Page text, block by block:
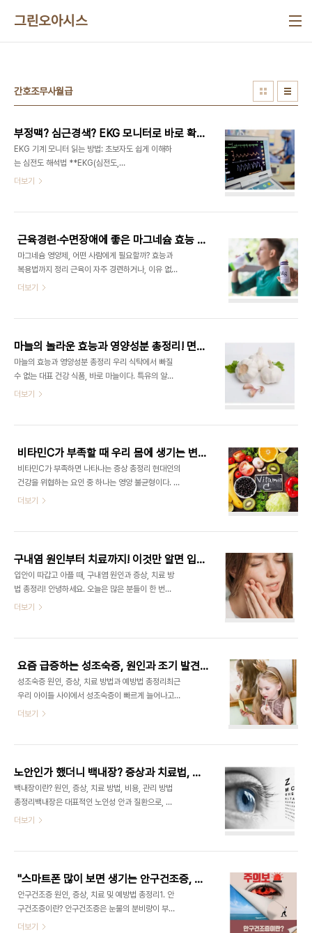
그린오아시스
간호조무사월급
부정맥? 심근경색? EKG 모니터로 바로 확인하는 방법 공개
EKG 기계 모니터 읽는 방법: 초보자도 쉽게 이해하
는 심전도 해석법 **EKG(심전도,
Electrocardiogram)**는 심장의 전기적 활동을
을 익혀두면 심장질환 조기 발견과 응급상황 대처에
큰 도움이 됨. 이번 글에서는 EKG 기계 모니터 읽는
방법을 단계별로 정리하고, 각 파형의 의미와 주의할
점까지 쉽게 설명함.1. EKG 기본 용어와 구성 이해하
기 ① 파형(Waveform) : 심장의 전기적 활동을 그
읽는 방향, 기본 12리드, 모니터용 3~5리드 사용 ③
더보기
근육경련·수면장애에 좋은 마그네슘 효능 정리
마그네슘 영양제, 어떤 사람에게 필요할까? 효능과
복용법까지 정리 근육이 자주 경련하거나, 이유 없이
피곤하고 잠이 잘 오지 않는다면 마그네슘 부족을 의
과 스트레스, 카페인 섭취로 인해 마그네슘이 쉽게 부
족해질 수 있습니다. 이번 글에서는 마그네슘 영양제
의 효능과 복용법, 결핍 증상, 그리고 종류별 특징까
지 한 번에 정리해드릴게요. 마그네슘 영양제 고르는
법이 궁금하셨다면 끝까지 읽어보세요!1. 마그네슘이
나임. ② 뼈와 근육 건강, 신경 전달, 에너지 생성에
더보기
마늘의 놀라운 효능과 영양성분 총정리! 면역력부터 항암효과까지
마늘의 효능과 영양성분 총정리 우리 식탁에서 빠질
수 없는 대표 건강 식품, 바로 마늘이다. 특유의 알싸
한 맛과 향으로 각종 요리의 풍미를 살려주며, 예로부
다. 그렇다면 마늘에는 어떤 영양성분이 들어 있고,
우리 몸에 어떤 효능을 줄까? 오늘 이 글에서는 마늘
의 효능과 영양성분을 한눈에 정리해 알아보겠다.1.
마늘이란? 마늘은 세계적으로 사랑받는 식재료이자
약용 식물이다. 톡 쏘는 매운맛과 특유의 향을 지니고
히 한국, 중국, 지중해 지역에서 다양한 요리에 활용
더보기
비타민C가 부족할 때 우리 몸에 생기는 변화와 예방법
비타민C가 부족하면 나타나는 증상 총정리 현대인의
건강을 위협하는 요인 중 하나는 영양 불균형이다. 그
중 비타민C 결핍은 생각보다 흔하게 발생하며 다양
산)**는 수용성 비타민으로, 강력한 항산화 작용을
하며 콜라겐 합성, 면역 기능 유지, 철분 흡수에 필수
적인 영양소임. ② 체내에 저장되지 않아 매일 음식
이나 보충제를 통해 섭취해야 함.2. 비타민C가 부족
한 원인 ① 채소, 과일 섭취 부족② 흡연 및 음주 습
적인 다이어트 3. 비타민C 결핍 증상 비타민C가 부
더보기
구내염 원인부터 치료까지! 이것만 알면 입병 걱정 끝
입안이 따갑고 아플 때, 구내염 원인과 증상, 치료 방
법 총정리! 안녕하세요. 오늘은 많은 분들이 한 번쯤
경험해보셨을 구내염에 대해 알아보려 합니다. 갑자
떻게 치료하면 좋을지 오늘 이 글에서 쉽고 자세하게
정리해보겠습니다.1. 구내염이란? 구내염은 입안 점
막에 염증이 생기는 질환입니다. 주로 입술 안쪽, 혀,
잇몸, 입천장, 볼 안쪽 등에 작고 하얀 궤양이나 물집,
붉은 염증이 생기며 통증을 동반하는 것이 특징이에
역력 저하나 스트레스, 구강 위생 불량 등 다양한 원
더보기
요즘 급증하는 성조숙증, 원인과 조기 발견법
성조숙증 원인, 증상, 치료 방법과 예방법 총정리최근
우리 아이들 사이에서 성조숙증이 빠르게 늘어나고
있습니다. 성장기 아이를 둔 부모라면 반드시 알고 있
란 여아는 8세 이전, 남아는 9세 이전에 2차 성징이
나타나는 현상을 말합니다. 정상적인 성장 속도보다
빠르게 신체 성숙이 진행되면서 최종 성인 키가 작아
지거나 심리적, 정서적 문제를 초래할 수 있어 조기
발견과 치료가 중요합니다.2. 성조숙증 원인 성조숙
니다.1) 중추성 성조숙증 ① **시상하부-뇌하수체-
더보기
노안인가 했더니 백내장? 증상과 치료법, 관리 노하우 공개!
백내장이란? 원인, 증상, 치료 방법, 비용, 관리 방법
총정리백내장은 대표적인 노인성 안과 질환으로, 국
내에서도 중장년층 이상 인구의 상당수가 경험하는
해지는 질환이다. 정상적인 수정체는 투명하여 빛을
망막으로 전달하는 역할을 하는데, 백내장이 발생하
면 수정체가 뿌옇게 흐려져 시야가 흐릿해진다. 노화
가 가장 큰 원인이며, 외상, 당뇨병, 스테로이드 약물
복용 등 다양한 원인으로 발생할 수 있다.2. 백내장의
더보기
"스마트폰 많이 보면 생기는 안구건조증, 증상과 치료법은?"
안구건조증 원인, 증상, 치료 및 예방법 총정리1. 안
구건조증이란? 안구건조증은 눈물의 분비량이 부족
하거나 눈물층의 질적인 문제로 인해 눈이 건조하고
더보기